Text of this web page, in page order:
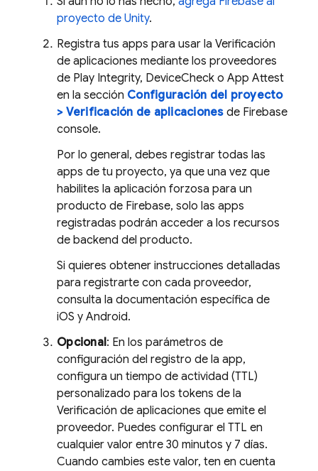
proyecto de Unity.
Registra tus apps para usar la Verificación
de aplicaciones mediante los proveedores
de Play Integrity, DeviceCheck o App Attest
en la sección Configuración del proyecto
> Verificación de aplicacionesde Firebase
console.
Por lo general, debes registrar todas las
apps de tu proyecto, ya que una vez que
habilites la aplicación forzosa para un
producto de Firebase, solo las apps
registradas podrán acceder a los recursos
de backend del producto.
Si quieres obtener instrucciones detalladas
para registrarte con cada proveedor,
consulta la documentación específica de
iOS y Android.
Opcional: En los parámetros de
configuración del registro de la app,
configura un tiempo de actividad (TTL)
personalizado para los tokens de la
Verificación de aplicaciones que emite el
proveedor. Puedes configurar el TTL en
cualquier valor entre 30 minutos y 7 días.
Cuando cambies este valor, ten en cuenta